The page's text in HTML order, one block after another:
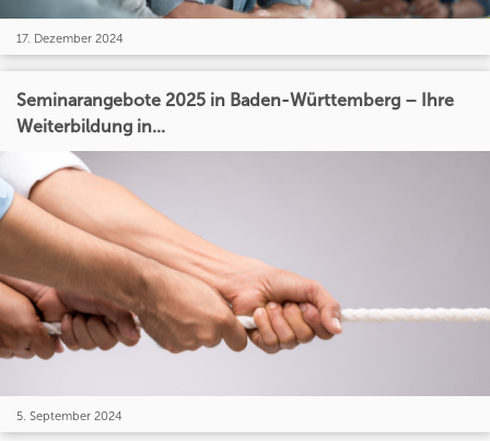
17. Dezember 2024
Seminarangebote 2025 in Baden-Württemberg – Ihre
Weiterbildung in...
5. September 2024